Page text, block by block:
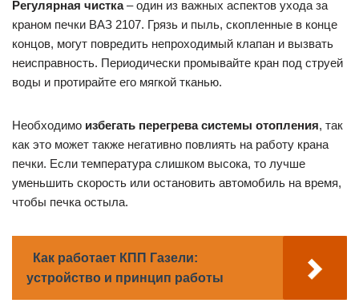
Регулярная чистка– один из важных аспектов ухода за
краном печки ВАЗ 2107. Грязь и пыль, скопленные в конце
концов, могут повредить непроходимый клапан и вызвать
неисправность. Периодически промывайте кран под струей
воды и протирайте его мягкой тканью.
Необходимо избегать перегрева системы отопления, так
как это может также негативно повлиять на работу крана
печки. Если температура слишком высока, то лучше
уменьшить скорость или остановить автомобиль на время,
чтобы печка остыла.
Как работает КПП Газели:
устройство и принцип работы